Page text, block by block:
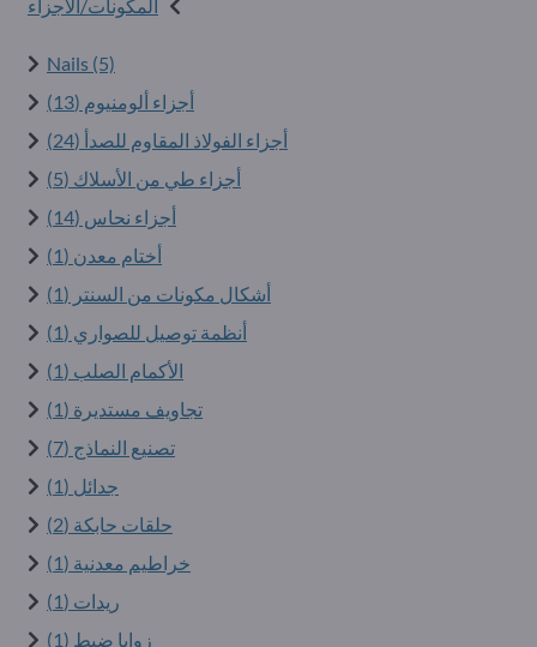
المكونات/الأجزاء
Nails (5)
أجزاء ألومنيوم (13)
أجزاء الفولاذ المقاوم للصدأ (24)
أجزاء طي من الأسلاك (5)
أجزاء نحاس (14)
أختام معدن (1)
أشكال مكونات من السنتر (1)
أنظمة توصيل للصواري (1)
الأكمام الصلب (1)
تجاويف مستديرة (1)
تصنيع النماذج (7)
جدائل (1)
حلقات حابكة (2)
خراطيم معدنية (1)
ريدات (1)
زوايا ضبط (1)